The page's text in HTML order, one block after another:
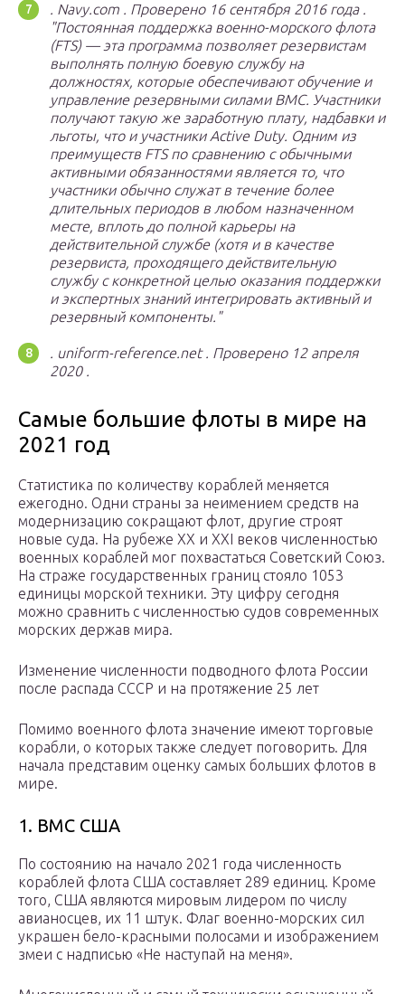
. Navy.com . Проверено 16 сентября 2016 года.
Постоянная поддержка военно-морского флота
(FTS) — эта программа позволяет резервистам
выполнять полную боевую службу на
должностях, которые обеспечивают обучение и
управление резервными силами ВМС. Участники
получают такую ​​же заработную плату, надбавки и
льготы, что и участники Active Duty. Одним из
преимуществ FTS по сравнению с обычными
активными обязанностями является то, что
участники обычно служат в течение более
длительных периодов в любом назначенном
месте, вплоть до полной карьеры на
действительной службе (хотя и в качестве
резервиста, проходящего действительную
службу с конкретной целью оказания поддержки
и экспертных знаний интегрировать активный и
резервный компоненты.
. uniform-reference.net. Проверено 12 апреля
2020.
Самые большие флоты в мире на
2021 год
Статистика по количеству кораблей меняется
ежегодно. Одни страны за неимением средств на
модернизацию сокращают флот, другие строят
новые суда. На рубеже XX и XXI веков численностью
военных кораблей мог похвастаться Советский Союз.
На страже государственных границ стояло 1053
единицы морской техники. Эту цифру сегодня
можно сравнить с численностью судов современных
морских держав мира.
Изменение численности подводного флота России
после распада СССР и на протяжение 25 лет
Помимо военного флота значение имеют торговые
корабли, о которых также следует поговорить. Для
начала представим оценку самых больших флотов в
мире.
1. ВМС США
По состоянию на начало 2021 года численность
кораблей флота США составляет 289 единиц. Кроме
того, США являются мировым лидером по числу
авианосцев, их 11 штук. Флаг военно-морских сил
украшен бело-красными полосами и изображением
змеи с надписью «Не наступай на меня».